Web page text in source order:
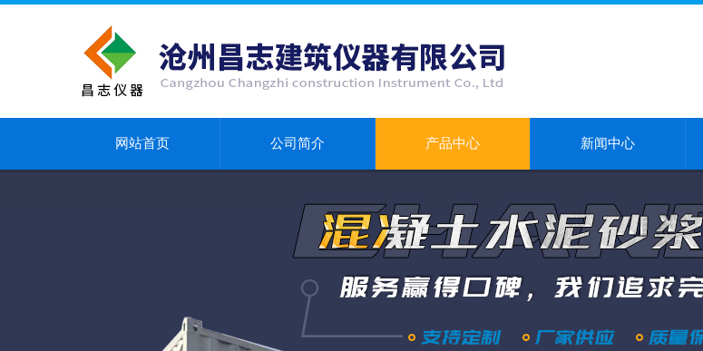
网站首页 公司简介 产品中心 新闻中心